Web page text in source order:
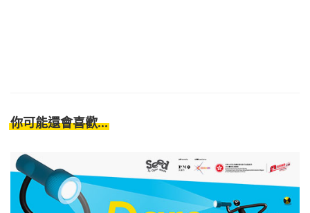
你可能還會喜歡...